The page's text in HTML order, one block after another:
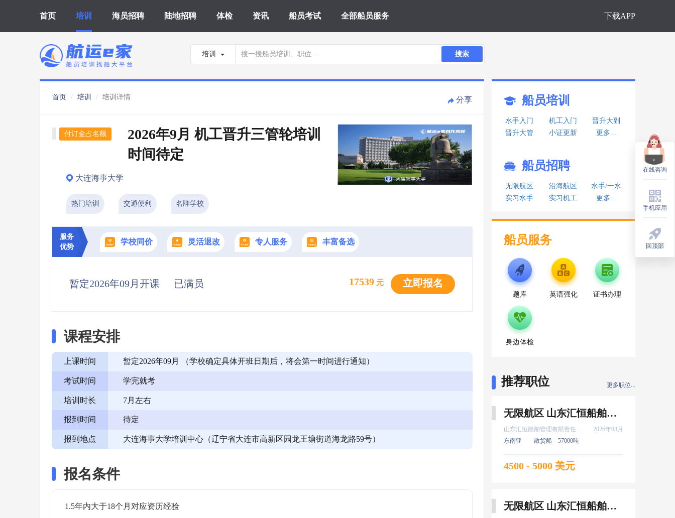
首页 培训 海员招聘 陆地招聘 体检 资讯 船员考试 全部船员服务 下载APP
培训 搜索
首页 培训 培训详情 分享
付订金占名额
2026年9月 机工晋升三管轮培训
时间待定
大连海事大学
热门培训 交通便利 名牌学校
服务
优势
学校同价 灵活退改 专人服务 丰富备选
暂定2026年09月开课 已满员 17539 元 立即报名
课程安排
上课时间 暂定2026年09月 （学校确定具体开班日期后，将会第一时间进行通知）
考试时间 学完就考
培训时长 7月左右
报到时间 待定
报到地点 大连海事大学培训中心（辽宁省大连市高新区园龙王塘街道海龙路59号）
报名条件
1.5年内大于18个月对应资历经验
船员培训
水手入门 机工入门
晋升大副
晋升大管
小证更新 更多...
船员招聘
无限航区 沿海航区
水手/一水
实习水手
实习机工 更多...
船员服务
题库 英语强化 证书办理
身边体检
推荐职位 更多职位...
无限航区 山东汇恒船舶管理有限责任公司 新证 三管轮 8月上船
山东汇恒船舶管理有限责任公司
2026年08月
东南亚
散货船 57000吨
4500 - 5000 美元
无限航区 山东汇恒船舶管理有限责任公司 船长 8月上船
在线咨询
手机应用
回顶部
在线咨询
手机应用
回顶部